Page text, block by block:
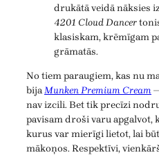
drukātā veidā nāksies
4201 Cloud Dancer
klasiskam, krēmīgam
grāmatās.
No tiem paraugiem, kas nu
bijaMunken Premium Cream
nav izcili. Bet tik precīzi
pavisam droši varu
kurus var mierīgi lietot, lai
mākoņos. Respektīvi,